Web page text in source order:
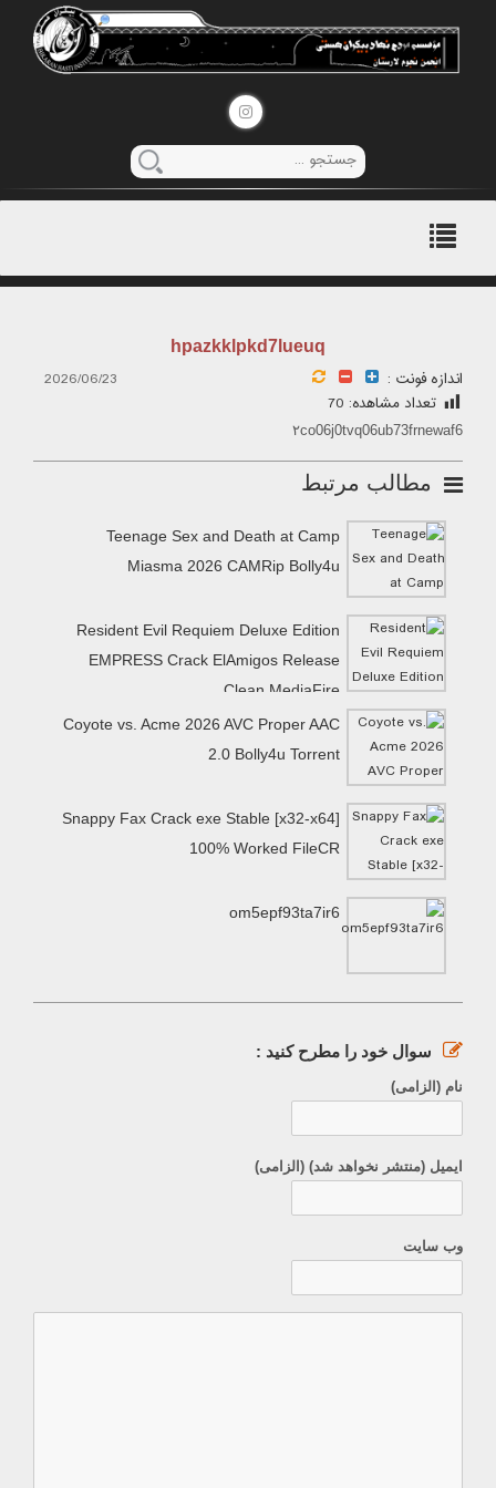
منوی
اصلی
hpazkklpkd7lueuq
اندازه فونت :
2026/06/23
تعداد مشاهده: 70
۲co06j0tvq06ub73frnewaf6
مطالب مرتبط
Teenage Sex and Death at Camp
Miasma 2026 CAMRip Bolly4u
Resident Evil Requiem Deluxe Edition
EMPRESS Crack ElAmigos Release
Clean MediaFire
Coyote vs. Acme 2026 AVC Proper AAC
2.0 Bolly4u Torrent
Snappy Fax Crack exe Stable [x32-x64]
100% Worked FileCR
om5epf93ta7ir6
سوال خود را مطرح کنید :
نام (الزامی)
ایمیل (منتشر نخواهد شد) (الزامی)
وب سایت